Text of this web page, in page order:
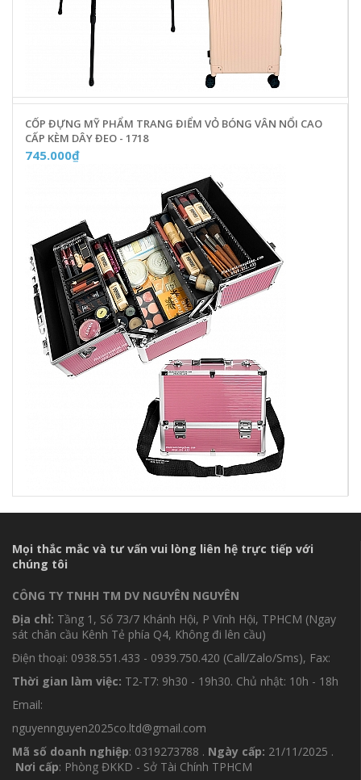
CỐP ĐỰNG MỸ PHẨM TRANG ĐIỂM VỎ BÓNG VÂN NỔI CAO
CẤP KÈM DÂY ĐEO - 1718
745.000₫
Mọi thắc mắc và tư vấn vui lòng liên hệ trực tiếp với
chúng tôi
CÔNG TY TNHH TM DV NGUYÊN NGUYÊN
Địa chỉ: Tầng 1, Số 73/7 Khánh Hội, P Vĩnh Hội, TPHCM (Ngay
sát chân cầu Kênh Tẻ phía Q4, Không đi lên cầu)
Điện thoại: 0938.551.433 - 0939.750.420 (Call/Zalo/Sms), Fax:
Thời gian làm việc: T2-T7: 9h30 - 19h30. Chủ nhật: 10h - 18h
Email:
nguyennguyen2025co.ltd@gmail.com
Mã số doanh nghiệp: 0319273788 . Ngày cấp: 21/11/2025 .
Nơi cấp: Phòng ĐKKD - Sở Tài Chính TPHCM